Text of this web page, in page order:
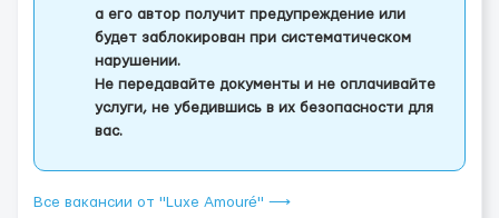
а его автор получит предупреждение или
будет заблокирован при систематическом
нарушении.
Не передавайте документы и не оплачивайте
услуги, не убедившись в их безопасности для
вас.
Все вакансии от "Luxe Amouré" ⟶